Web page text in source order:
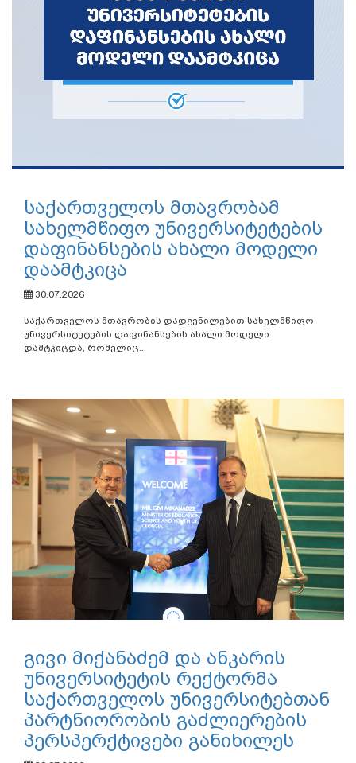
საქართველოს მთავრობამ
სახელმწიფო უნივერსიტეტების
დაფინანსების ახალი მოდელი
დაამტკიცა
30.07.2026
საქართველოს მთავრობის დადგენილებით სახელმწიფო
უნივერსიტეტების დაფინანსების ახალი მოდელი
დამტკიცდა, რომელიც...
გივი მიქანაძემ და ანკარის
უნივერსიტეტის რექტორმა
საქართველოს უნივერსიტებთან
პარტნიორობის გაძლიერების
პერსპერქტივები განიხილეს